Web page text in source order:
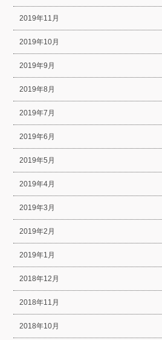
2019年11月
2019年10月
2019年9月
2019年8月
2019年7月
2019年6月
2019年5月
2019年4月
2019年3月
2019年2月
2019年1月
2018年12月
2018年11月
2018年10月